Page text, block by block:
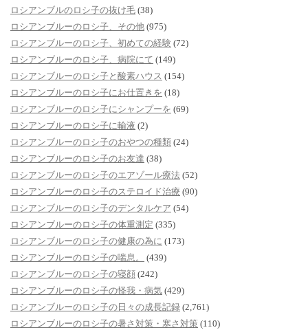
ロシアンブルのロシ子の抜け毛 (38)
ロシアンブルーのロシ子、その他 (975)
ロシアンブルーのロシ子、初めての経験 (72)
ロシアンブルーのロシ子、病院にて (149)
ロシアンブルーのロシ子と酸素ハウス (154)
ロシアンブルーのロシ子にお仕置きを (18)
ロシアンブルーのロシ子にシャンプーを (69)
ロシアンブルーのロシ子に輸液 (2)
ロシアンブルーのロシ子のおやつの種類 (24)
ロシアンブルーのロシ子のお友達 (38)
ロシアンブルーのロシ子のエアゾール療法 (52)
ロシアンブルーのロシ子のステロイド治療 (90)
ロシアンブルーのロシ子のデンタルケア (54)
ロシアンブルーのロシ子の体重測定 (335)
ロシアンブルーのロシ子の健康の為に (173)
ロシアンブルーのロシ子の喘息。
(439)
ロシアンブルーのロシ子の寝顔 (242)
ロシアンブルーのロシ子の怪我・病気 (429)
ロシアンブルーのロシ子の日々の成長記録 (2,761)
ロシアンブルーのロシ子の暑さ対策・寒さ対策 (110)